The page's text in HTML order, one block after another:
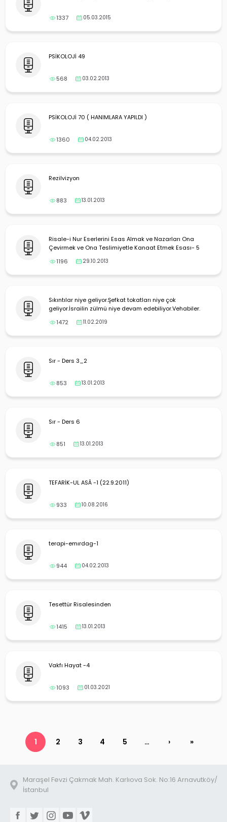
1337 05.03.2015
PSİKOLOJİ 49
568 03.02.2013
PSİKOLOJİ 70 ( HANIMLARA YAPILDI )
1360 04.02.2013
Rezilvizyon
883 13.01.2013
Risale-i Nur Eserlerini Esas Almak ve Nazarları Ona
Çevirmek ve Ona Teslimiyetle Kanaat Etmek Esası- 5
1196
29.10.2013
Sıkıntılar niye geliyor.Şefkat tokatları niye çok
geliyor.İsrailin zülmü niye devam edebiliyor.Vehabiler.
1472
11.02.2019
Sır - Ders 3_2
853 13.01.2013
Sır - Ders 6
851 13.01.2013
TEFARİK-UL ASÂ -1 (22.9.2011)
933 10.08.2016
terapi-emırdag-1
944 04.02.2013
Tesettür Risalesinden
1415 13.01.2013
Vakfı Hayat -4
1093 01.03.2021
1 2 3 4 5 … › »
Maraşel Fevzi Çakmak Mah. Karlıova Sok. No:16 Arnavutköy/
İstanbul